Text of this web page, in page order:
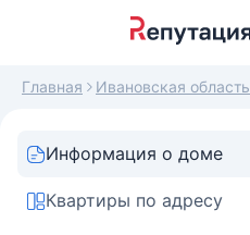
Главная Ивановская область
Информация о доме
Квартиры по адресу